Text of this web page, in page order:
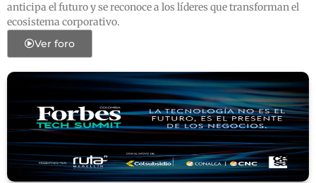
anticipa el futuro y se reconoce a los líderes que transforman el
ecosistema corporativo.
Ver foro